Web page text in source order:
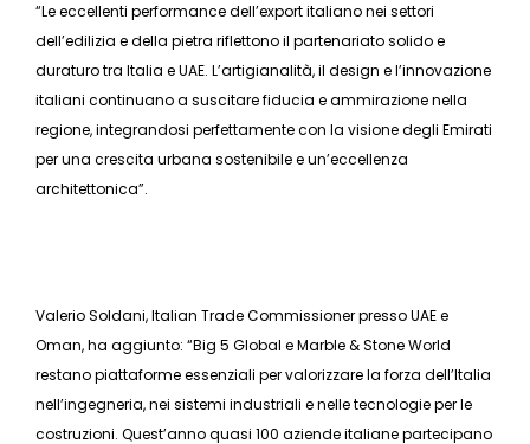
“Le eccellenti performance dell’export italiano nei settori
dell’edilizia e della pietra riflettono il partenariato solido e
duraturo tra Italia e UAE. L’artigianalità, il design e l’innovazione
italiani continuano a suscitare fiducia e ammirazione nella
regione, integrandosi perfettamente con la visione degli Emirati
per una crescita urbana sostenibile e un’eccellenza
architettonica”.
Valerio Soldani, Italian Trade Commissioner presso UAE e
Oman, ha aggiunto: “Big 5 Global e Marble & Stone World
restano piattaforme essenziali per valorizzare la forza dell’Italia
nell’ingegneria, nei sistemi industriali e nelle tecnologie per le
costruzioni. Quest’anno quasi 100 aziende italiane partecipano